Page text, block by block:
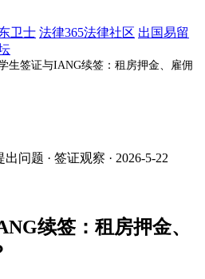
卫士 法律365法律社区 出国易留
生签证与IANG续签：租房押金、雇佣
出问题 · 签证观察 · 2026-5-22
续签：租房押金、